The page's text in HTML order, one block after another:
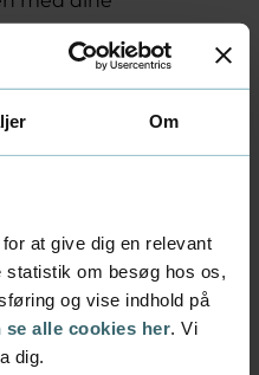
Om
at give dig en relevant
om besøg hos os,
og vise indhold på
se alle cookies her . Vi
dig.
hverdagspraksis
og skabe nye
forståelse for
i forhold at indgå i
eller -
til at facilitere
til samspillet mellem